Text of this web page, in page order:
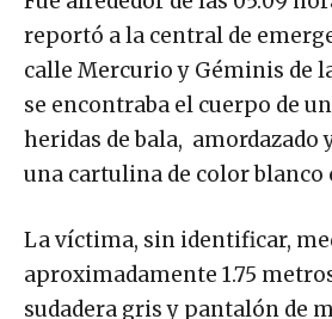
reportó a la central de
calle Mercurio y Géminis de
se encontraba el cuerpo de
heridas de bala, amordazado
una cartulina de color blanco
La víctima, sin identificar,
aproximadamente 1.75
sudadera gris y pantalón de